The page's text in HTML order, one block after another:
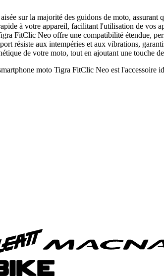
sur la majorité des guidons de moto, assurant
à votre appareil, facilitant l'utilisation de vos
FitClic Neo offre une compatibilité étendue,
résiste aux intempéries et aux vibrations,
de votre moto, tout en ajoutant une touche
moto Tigra FitClic Neo est l'accessoire